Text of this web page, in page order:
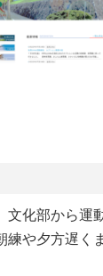
文化部から運
練や夕方遅く